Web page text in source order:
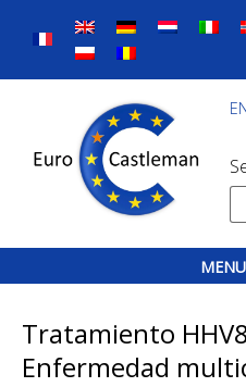
content
MENU
Tratamiento
Enfermedad